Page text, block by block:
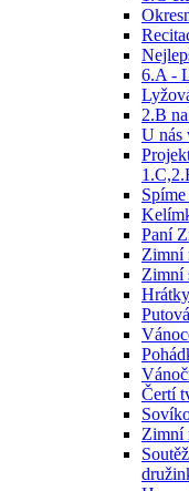
6.A -
2.B
U nás
Paní
Zimní
Zimní
Čertí
Zimní